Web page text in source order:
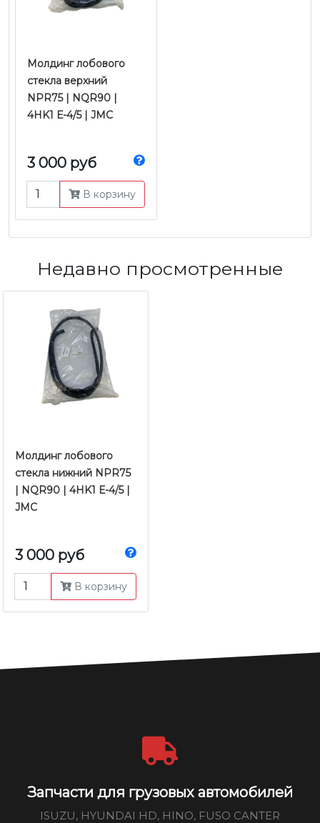
Молдинг лобового
стекла верхний
NPR75 | NQR90 |
4HK1 Е-4/5 | JMC
3 000 руб
В корзину
Недавно просмотренные
Молдинг лобового
стекла нижний NPR75
| NQR90 | 4HK1 Е-4/5 |
JMC
3 000 руб
В корзину
Запчасти для грузовых автомобилей
ISUZU, HYUNDAI HD, HINO, FUSO CANTER